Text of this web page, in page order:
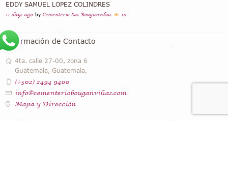
EDDY SAMUEL LOPEZ COLINDRES
11 days ago by Cementerio Las Bouganvilias 10
Información de Contacto
4ta. calle 27-00, zona 6
Guatemala, Guatemala,
(+502) 2494 9400
info@cementeriobouganvilias.com
Mapa y Dirección